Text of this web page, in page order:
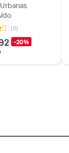
(6)
-20%